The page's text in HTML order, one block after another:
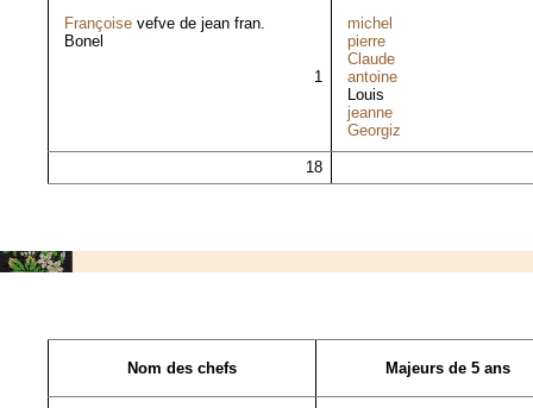
Françoise vefve de jean fran.
Bonel
1
michel
pierre
Claude
antoine
Louis
jeanne
Georgiz
18
Nom des chefs Majeurs de 5 ans